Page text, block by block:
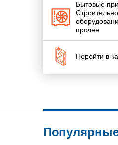
Бытовые
прочее
Перейти в